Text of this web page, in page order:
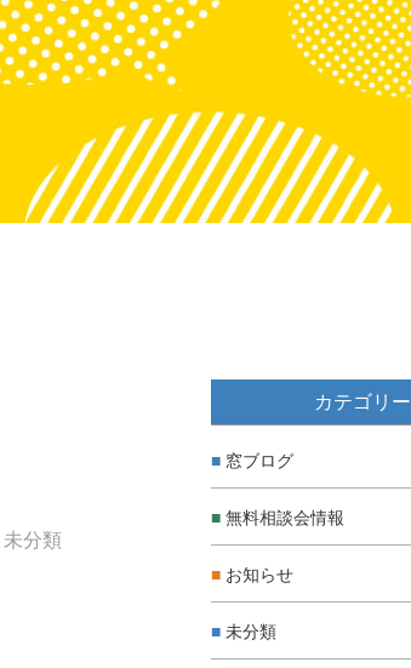
未分類
カテゴリー
窓ブログ
無料相談会情報
お知らせ
未分類